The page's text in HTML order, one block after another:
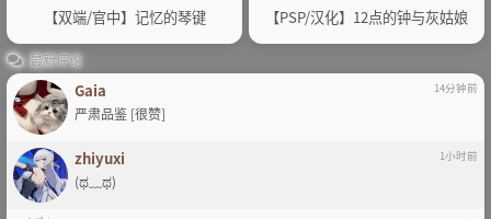
【双端/官中】记忆的琴键 【PSP/汉化】12点的钟与灰姑娘
最新评论
Gaia 14分钟前
严肃品鉴 [很赞]
zhiyuxi 1小时前
(ಥ﹏ಥ)